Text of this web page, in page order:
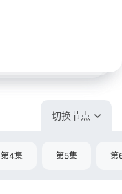
切换节点
第4集 第5集 第